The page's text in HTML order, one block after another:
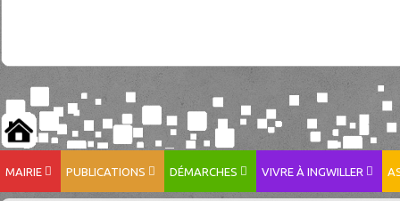
MAIRIE PUBLICATIONS DÉMARCHES VIVRE À INGWILLER